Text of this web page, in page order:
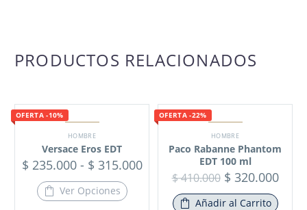
PRODUCTOS RELACIONADOS
OFERTA -10%
HOMBRE
Versace Eros EDT
$ 235.000 - $ 315.000
Ver Opciones
OFERTA -22%
HOMBRE
Paco Rabanne Phantom
EDT 100 ml
$410.000 $ 320.000
Añadir al Carrito